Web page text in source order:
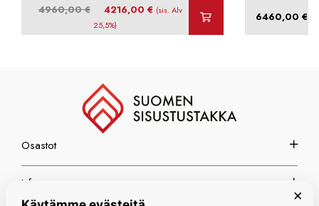
4960,00€
Alkuperäinen
hinta
oli:
4216,00€ Nykyinen
on:
(sis. Alv
25,5%)
6460,00 €
Osastot
Info
×